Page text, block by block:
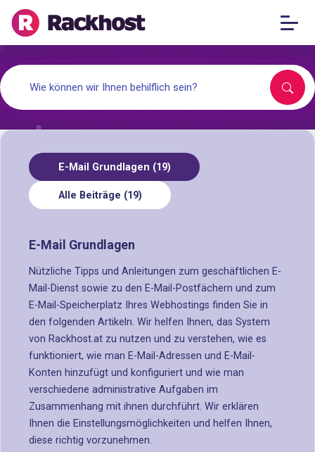
E-Mail Grundlagen (19)
Alle Beiträge (19)
E-Mail Grundlagen
Nützliche Tipps und Anleitungen zum geschäftlichen E-
Mail-Dienst sowie zu den E-Mail-Postfächern und zum
E-Mail-Speicherplatz Ihres Webhostings finden Sie in
den folgenden Artikeln. Wir helfen Ihnen, das System
von Rackhost.at zu nutzen und zu verstehen, wie es
funktioniert, wie man E-Mail-Adressen und E-Mail-
Konten hinzufügt und konfiguriert und wie man
verschiedene administrative Aufgaben im
Zusammenhang mit ihnen durchführt. Wir erklären
Ihnen die Einstellungsmöglichkeiten und helfen Ihnen,
diese richtig vorzunehmen.